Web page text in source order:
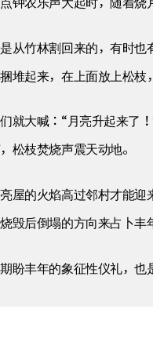
从竹林割回来的，有时
堆起来，在上面放上松枝
就大喊：“月亮升起来了
松枝焚烧声震天动地。
屋的火焰高过邻村才能
毁后倒塌的方向来占卜丰
盼丰年的象征性仪礼，也